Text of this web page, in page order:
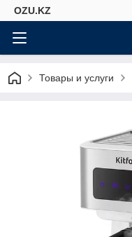
OZU.KZ
Товары и услуги